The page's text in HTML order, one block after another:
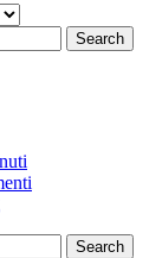
Search
Search